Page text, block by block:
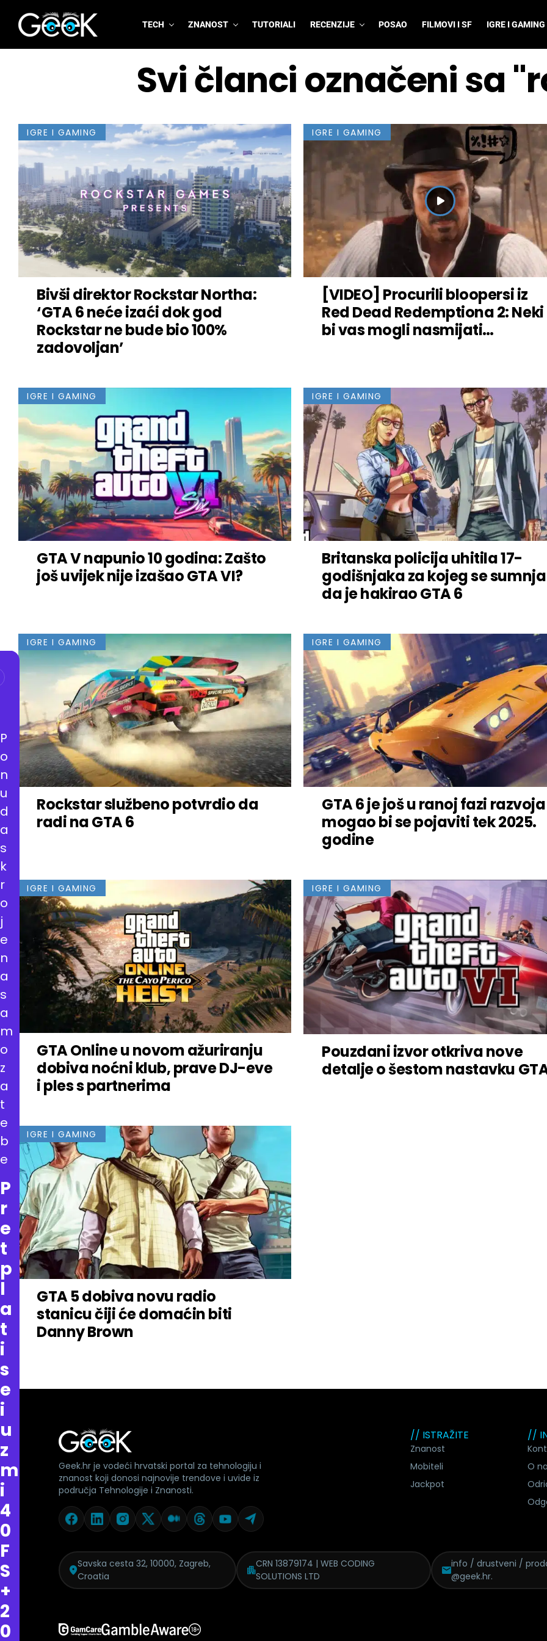
GeeK.hr
TECH ZNANOST TUTORIALI RECENZIJE POSAO FILMOVI I SF IGRE I GAMING
Svi članci označeni sa
IGRE I GAMING
Bivši direktor Rockstar Northa:
‘GTA 6 neće izaći dok god
Rockstar ne bude bio 100%
zadovoljan’
IGRE I GAMING
[VIDEO] Procurili bloopersi iz
Red Dead Redemptiona 2: Neki
bi vas mogli nasmijati…
IGRE I GAMING
GTA V napunio 10 godina: Zašto
još uvijek nije izašao GTA VI?
IGRE I GAMING
Britanska policija uhitila 17-
godišnjaka za kojeg se sumnja
da je hakirao GTA 6
IGRE I GAMING
Rockstar službeno potvrdio da
radi na GTA 6
IGRE I GAMING
GTA 6 je još u ranoj fazi
mogao bi se pojaviti tek 2025.
godine
IGRE I GAMING
GTA Online u novom ažuriranju
dobiva noćni klub, prave DJ-eve
i ples s partnerima
IGRE I GAMING
Pouzdani izvor otkriva nove
detalje o šestom nastavku
IGRE I GAMING
GTA 5 dobiva novu radio
stanicu čiji će domaćin biti
Danny Brown
P
o
n
u
d
a
s
k
r
o
j
e
n
a
s
a
m
o
z
a
t
e
b
e
P
r
e
t
p
l
a
t
i
s
e
i
u
z
m
i
4
0
F
S
+
2
0
// ISTRAŽITE
Znanost
Mobiteli
Jackpot
//
O
Geek.hr je vodeći hrvatski portal za tehnologiju i
znanost koji donosi najnovije trendove i uvide iz
područja Tehnologije i Znanosti.
Savska cesta 32, 10000, Zagreb,
Croatia
CRN 13879174 | WEB CODING
SOLUTIONS LTD
info / drustveni /
@geek.hr.